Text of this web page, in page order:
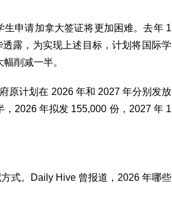
生申请加拿大签证将更加困难。去年 1
透露，为实现上述目标，计划将国际学
削减一半。
原计划在 2026 年和 2027 年分别发放
2026 年拟发 155,000 份，2027 年 1
式。Daily Hive 曾报道，2026 年哪些